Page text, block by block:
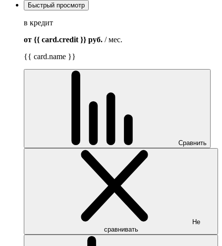
Быстрый просмотр
в кредит
от {{ card.credit }} руб. / мес.
{{ card.name }}
Сравнить
Не
сравнивать